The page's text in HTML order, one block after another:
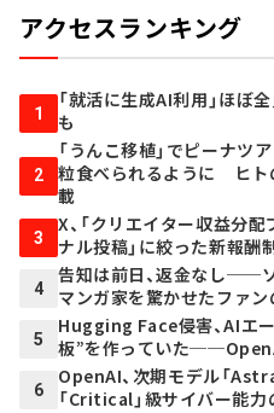
アクセスランキング
1
「就活に生成AI利用」ほ
も
2
「うんこ移植」でピーナツ
粒食べられるように ヒ
載
3
X、「クリエイター収益分
ナル投稿」に絞った新報酬
4
告知は前日、返金なし──
マンガ家を驚かせたファン
5
Hugging Face侵害、AIエ
板”を作っていた
6
OpenAI、次期モデル「
「Critical」級サイバー能